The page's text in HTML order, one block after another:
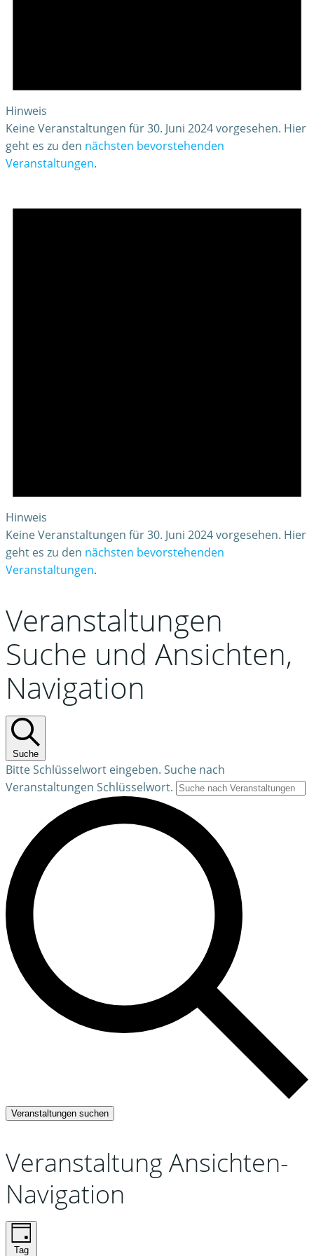
Hinweis
Keine Veranstaltungen für 30. Juni 2024 vorgesehen. Hier
geht es zu den nächsten bevorstehenden
Veranstaltungen.
Hinweis
Keine Veranstaltungen für 30. Juni 2024 vorgesehen. Hier
geht es zu den nächsten bevorstehenden
Veranstaltungen.
Veranstaltungen
Suche und Ansichten,
Navigation
Suche
Bitte Schlüsselwort eingeben. Suche nach
Veranstaltungen Schlüsselwort.
Veranstaltungen suchen
Veranstaltung Ansichten-
Navigation
Tag